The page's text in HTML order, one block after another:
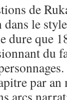
de
le
dure que
du
par
arcs